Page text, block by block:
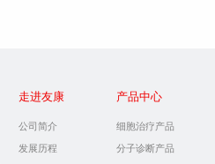
走进友康
公司简介
发展历程
产品中心
细胞治疗产品
分子诊断产品